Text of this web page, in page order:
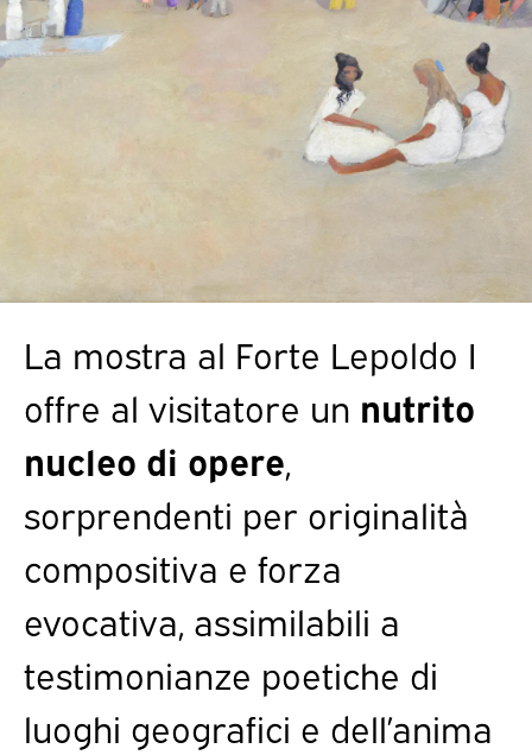
La mostra al Forte Lepoldo I
offre al visitatore un nutrito
nucleo di opere,
sorprendenti per originalità
compositiva e forza
evocativa, assimilabili a
testimonianze poetiche di
luoghi geografici e dell’anima